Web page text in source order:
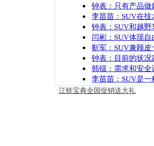
钟表：只有产品做
李苗苗：SUV在
钟表：SUV和越
闫彬：SUV体现
靳军：SUV兼顾
钟表：目前的状
韩镭：需求和安
李苗苗：SUV是一
· 江铃宝典全国促销送大礼